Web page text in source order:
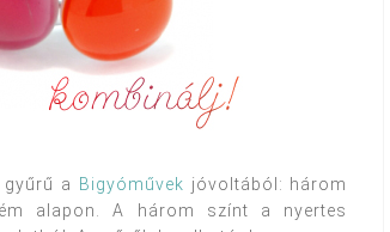
a Bigyóművek jóvoltából: három
alapon. A három színt a nyertes